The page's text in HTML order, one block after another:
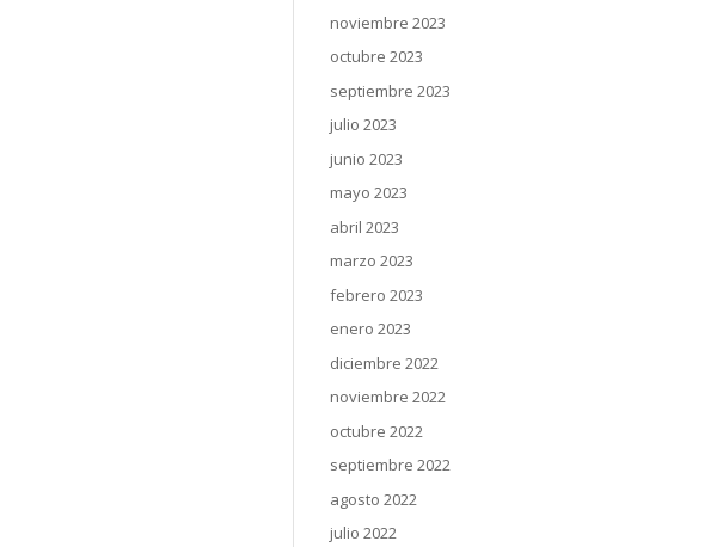
noviembre 2023
octubre 2023
septiembre 2023
julio 2023
junio 2023
mayo 2023
abril 2023
marzo 2023
febrero 2023
enero 2023
diciembre 2022
noviembre 2022
octubre 2022
septiembre 2022
agosto 2022
julio 2022